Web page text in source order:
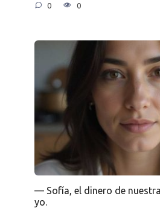
0 0
— Sofía, el dinero de
yo.